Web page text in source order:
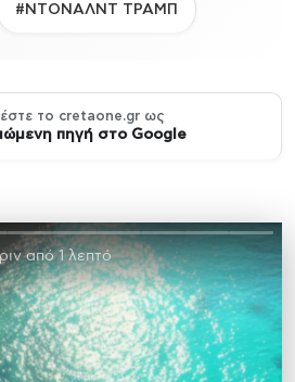
#ΝΤΟΝΑΛΝΤ ΤΡΑΜΠ
το cretaone.gr ως
πηγή στο Google
από 1 λεπτό